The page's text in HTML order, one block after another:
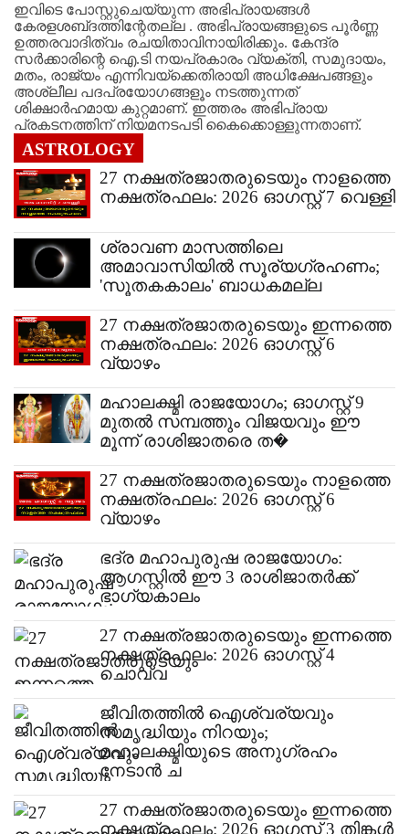
ഇവിടെ പോസ്റ്റുചെയ്യുന്ന അഭിപ്രായങ്ങള്‍
കേരളശബ്‌ദത്തിന്റേതല്ല . അഭിപ്രായങ്ങളുടെ പൂര്‍ണ്ണ
ഉത്തരവാദിത്വം രചയിതാവിനായിരിക്കും. കേന്ദ്ര
സർക്കാരിന്റെ ഐ.ടി നയപ്രകാരം വ്യക്തി, സമുദായം,
മതം, രാജ്യം എന്നിവയ്ക്കെതിരായി അധിക്ഷേപങ്ങളും
അശ്ലീല പദപ്രയോഗങ്ങളൂം നടത്തുന്നത്
ശിക്ഷാര്‍ഹമായ കുറ്റമാണ്. ഇത്തരം അഭിപ്രായ
പ്രകടനത്തിന് നിയമനടപടി കൈക്കൊള്ളുന്നതാണ്.
ASTROLOGY
27 നക്ഷത്രജാതരുടെയും നാളത്തെ
നക്ഷത്രഫലം: 2026 ഓ​ഗസ്റ്റ് 7 വെള്ളി
ശ്രാവണ മാസത്തിലെ
അമാവാസിയിൽ സൂര്യ​ഗ്രഹണം;
'സൂതകകാലം' ബാധകമല്ല
27 നക്ഷത്രജാതരുടെയും ഇന്നത്തെ
നക്ഷത്രഫലം: 2026 ഓ​ഗസ്റ്റ് 6
വ്യാഴം
മഹാലക്ഷ്മി രാജയോഗം; ഓഗസ്റ്റ് 9
മുതൽ സമ്പത്തും വിജയവും ഈ
മൂന്ന് രാശിജാതരെ ത�
27 നക്ഷത്രജാതരുടെയും നാളത്തെ
നക്ഷത്രഫലം: 2026 ഓ​ഗസ്റ്റ് 6
വ്യാഴം
ഭദ്ര മഹാപുരുഷ രാജയോഗം:
ആഗസ്റ്റിൽ ഈ 3 രാശിജാതർക്ക്
ഭാഗ്യകാലം
27 നക്ഷത്രജാതരുടെയും ഇന്നത്തെ
നക്ഷത്രഫലം: 2026 ഓ​ഗസ്റ്റ് 4
ചൊവ്വ
ജീവിതത്തിൽ ഐശ്വര്യവും
സമൃദ്ധിയും നിറയും;
മഹാലക്ഷ്മിയുടെ അനുഗ്രഹം
നേടാൻ ച
27 നക്ഷത്രജാതരുടെയും ഇന്നത്തെ
നക്ഷത്രഫലം: 2026 ഓ​ഗസ്റ്റ് 3 തിങ്കൾ